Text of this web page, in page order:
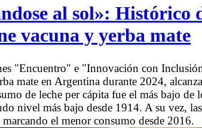
al sol»: Histórico
vacuna y yerba mate
"Encuentro" e "Innovación con
mate en Argentina durante 2024,
de leche per cápita fue el más bajo de
nivel más bajo desde 1914. A su vez,
el menor consumo desde 2016.